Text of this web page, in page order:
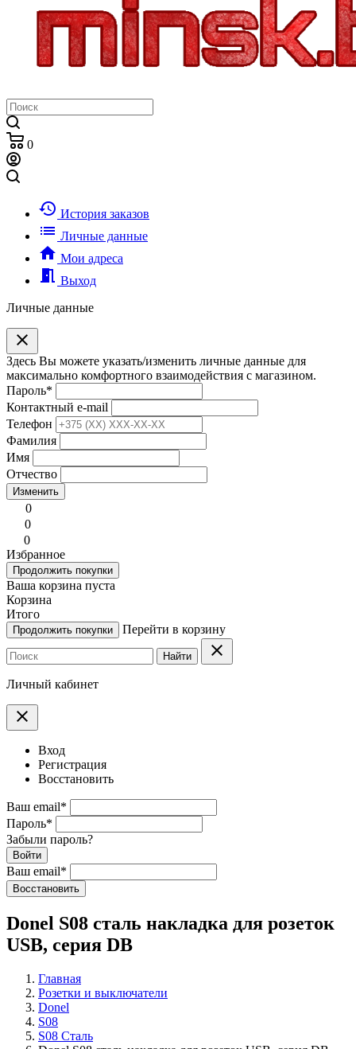
0
history История заказов
list Личные данные
home Мои адреса
meeting_room Выход
Личные данные
clear
Здесь Вы можете указать/изменить личные данные для
максимально комфортного взаимодействия с магазином.
Пароль*
Контактный e-mail
Телефон
Фамилия
Имя
Отчество
Изменить
0
0
0
Избранное
Продолжить покупки
Ваша корзина пуста
Корзина
Итого
Продолжить покупки Перейти в корзину
Найти clear
Личный кабинет
clear
Вход
Регистрация
Восстановить
Ваш email*
Пароль*
Забыли пароль?
Войти
Ваш email*
Воcстановить
Donel S08 сталь накладка для розеток
USB, серия DB
Главная
Розетки и выключатели
Donel
S08
S08 Сталь